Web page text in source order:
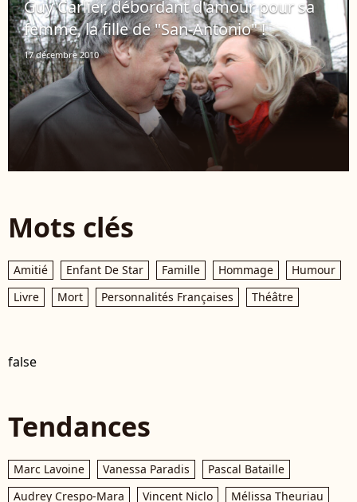
Guy Carlier, débordant d'amour pour sa
femme, la fille de "San-Antonio" !
17 décembre 2010
Mots clés
Amitié Enfant De Star Famille Hommage
Humour
Livre
Mort Personnalités Françaises Théâtre
false
Tendances
Marc Lavoine Vanessa Paradis
Pascal Bataille
Audrey Crespo-Mara
Vincent Niclo Mélissa Theuriau